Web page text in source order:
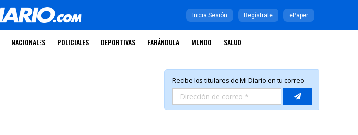
Inicia Sesión Regístrate ePaper
NACIONALES POLICIALES DEPORTIVAS FARÁNDULA MUNDO SALUD